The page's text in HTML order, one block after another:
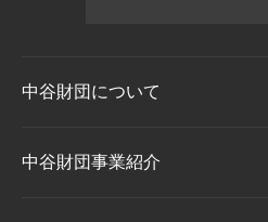
中谷財団について
中谷財団について
中谷財団事業紹介